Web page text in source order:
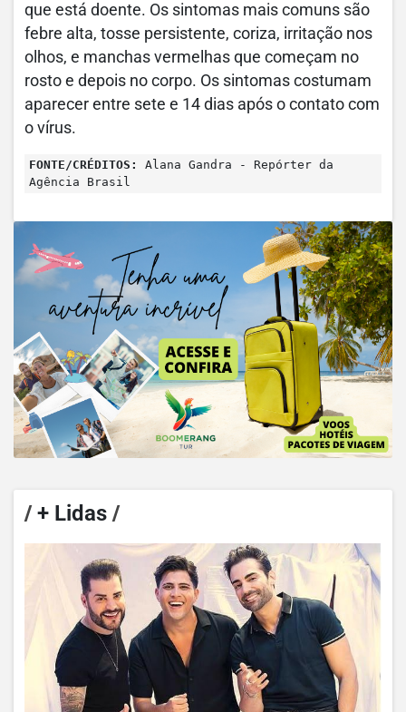
que está doente. Os sintomas mais comuns são
febre alta, tosse persistente, coriza, irritação nos
olhos, e manchas vermelhas que começam no
rosto e depois no corpo. Os sintomas costumam
aparecer entre sete e 14 dias após o contato com
o vírus.
FONTE/CRÉDITOS:
Alana Gandra - Repórter da
Agência Brasil
/+ Lidas /